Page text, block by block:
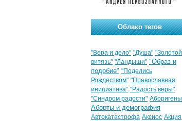
Облако тегов
"Вера и дело" "Душа" "Золотой
витязь" "Ландыши" "Образ и
подобие" "Поделись
Рождеством" "Православная
инициатива" "Радость веры"
"Синдром радости" Аборигены
Аборты и демография
Автокатастрофа Аксиос Акция